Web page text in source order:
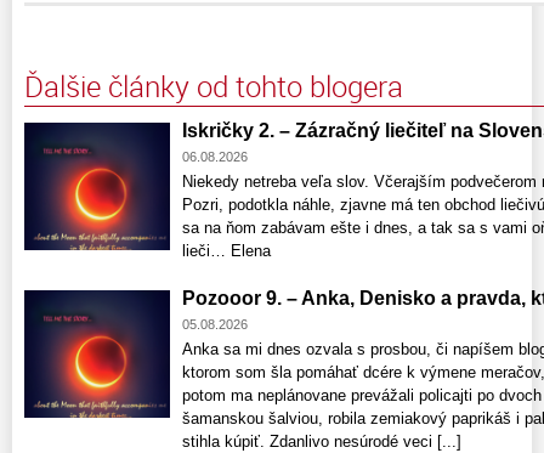
Ďalšie články od tohto blogera
Iskričky 2. – Zázračný liečiteľ na
06.08.2026
Niekedy netreba veľa slov. Včerajším
Pozri, podotkla náhle, zjavne má ten obchod
sa na ňom zabávam ešte i dnes, a tak sa s vami
lieči… Elena
Pozooor 9. – Anka, Denisko a pravda,
05.08.2026
Anka sa mi dnes ozvala s prosbou, či napíšem
ktorom som šla pomáhať dcére k výmene
potom ma neplánovane prevážali policajti po
šamanskou šalviou, robila zemiakový paprikáš i
stihla kúpiť. Zdanlivo nesúrodé veci [...]